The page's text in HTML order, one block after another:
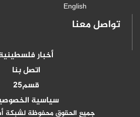
English
تواصل معنا
أخبار
اتصل بنا
قسم25
سياسية
جميع الحقوق محفوظة لشبكة